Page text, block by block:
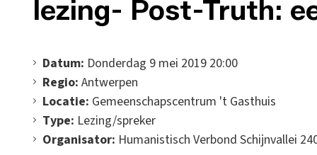
lezing- Post-Truth:
Datum: Donderdag 9 mei 2019 20:00
Regio: Antwerpen
Locatie: Gemeenschapscentrum 't Gasthuis
Type: Lezing/spreker
Organisator: Humanistisch Verbond Schijnvallei